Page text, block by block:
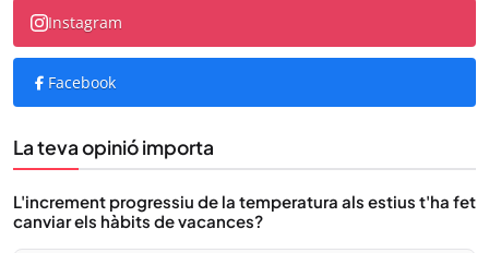
Instagram
Facebook
La teva opinió importa
L'increment progressiu de la temperatura als estius t'ha fet
canviar els hàbits de vacances?